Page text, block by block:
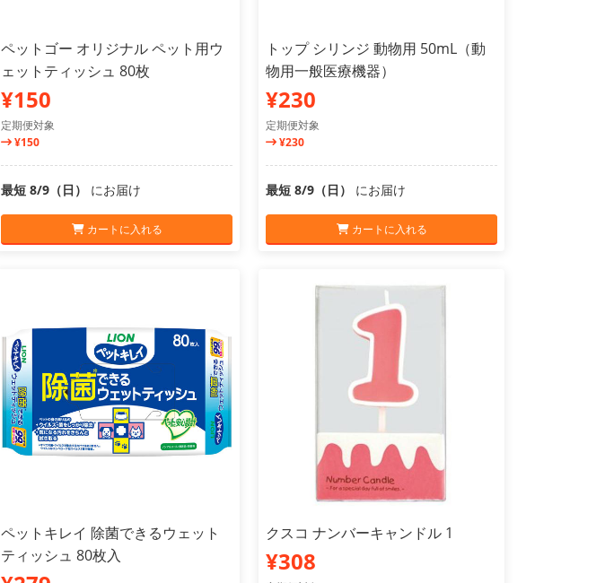
ペットゴー オリジナル ペット用ウ
ェットティッシュ 80枚
¥150
定期便対象
¥150
最短 8/9（日） にお届け
カートに入れる
トップ シリンジ 動物用 50mL（動
物用一般医療機器）
¥230
定期便対象
¥230
最短 8/9（日） にお届け
カートに入れる
ペットキレイ 除菌できるウェット
ティッシュ 80枚入
クスコ ナンバーキャンドル 1
¥308